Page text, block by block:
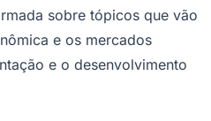
sobre tópicos que vão
e os mercados
e o desenvolvimento